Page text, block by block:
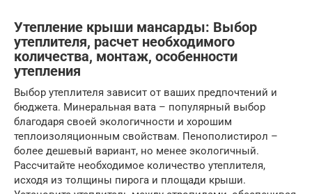
Утепление крыши мансарды: Выбор
утеплителя, расчет необходимого
количества, монтаж, особенности
утепления
Выбор утеплителя зависит от ваших предпочтений и
бюджета. Минеральная вата – популярный выбор
благодаря своей экологичности и хорошим
теплоизоляционным свойствам. Пенополистирол –
более дешевый вариант, но менее экологичный.
Рассчитайте необходимое количество утеплителя,
исходя из толщины пирога и площади крыши.